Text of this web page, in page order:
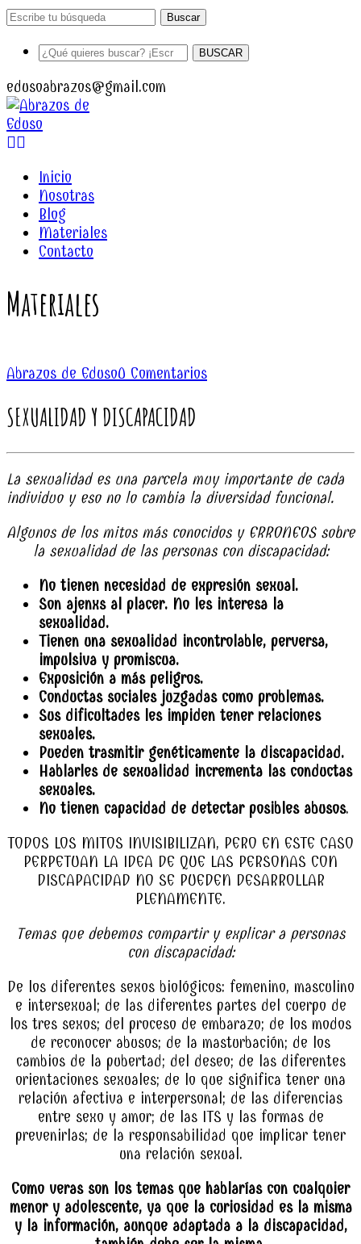
Buscar
BUSCAR
edusoabrazos@gmail.com
Facebook
Inicio
Nosotras
Blog
Materiales
Contacto
Materiales
Abrazos de Eduso0 Comentarios
SEXUALIDAD Y DISCAPACIDAD
La sexualidad es una parcela muy importante de cada
individuo y eso no lo cambia la diversidad funcional.
Algunos de los mitos más conocidos y ERRONEOS sobre
la sexualidad de las personas con discapacidad:
No tienen necesidad de expresión sexual.
Son ajenxs al placer. No les interesa la
sexualidad.
Tienen una sexualidad incontrolable, perversa,
impulsiva y promiscua.
Exposición a más peligros.
Conductas sociales juzgadas como problemas.
Sus dificultades les impiden tener relaciones
sexuales.
Pueden trasmitir genéticamente la discapacidad.
Hablarles de sexualidad incrementa las conductas
sexuales.
No tienen capacidad de detectar posibles abusos.
TODOS LOS MITOS INVISIBILIZAN, PERO EN ESTE CASO
PERPETUAN LA IDEA DE QUE LAS PERSONAS CON
DISCAPACIDAD NO SE PUEDEN DESARROLLAR
PLENAMENTE.
Temas que debemos compartir y explicar a personas
con discapacidad:
De los diferentes sexos biológicos: femenino, masculino
e intersexual; de las diferentes partes del cuerpo de
los tres sexos; del proceso de embarazo; de los modos
de reconocer abusos; de la masturbación; de los
cambios de la pubertad; del deseo; de las diferentes
orientaciones sexuales; de lo que significa tener una
relación afectiva e interpersonal; de las diferencias
entre sexo y amor; de las ITS y las formas de
prevenirlas; de la responsabilidad que implicar tener
una relación sexual.
Como veras son los temas que hablarías con cualquier
menor y adolescente, ya que la curiosidad es la misma
y la información, aunque adaptada a la discapacidad,